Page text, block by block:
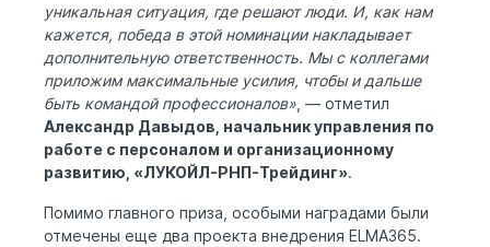
уникальная ситуация, где решают люди. И, как нам
кажется, победа в этой номинации накладывает
дополнительную ответственность. Мы с коллегами
приложим максимальные усилия, чтобы и дальше
быть командой профессионалов», — отметил
Александр Давыдов, начальник управления по
работе с персоналом и организационному
развитию, «ЛУКОЙЛ-РНП-Трейдинг».
Помимо главного приза, особыми наградами были
отмечены еще два проекта внедрения ELMA365.